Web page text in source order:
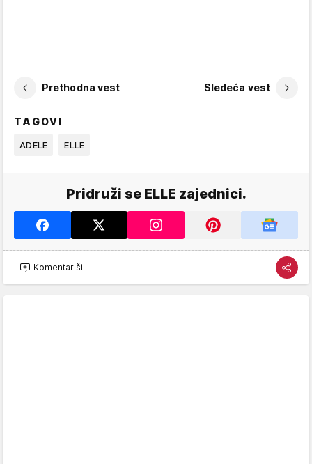
Prethodna vest Sledeća vest
TAGOVI
ADELE ELLE
Pridruži se ELLE zajednici.
Komentariši